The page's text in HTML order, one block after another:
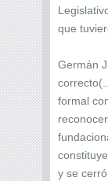
que
Germán
formal
y se